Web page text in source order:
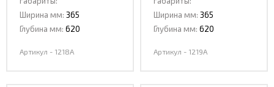
Ширина мм: 365
Глубина мм: 620
Артикул - 1218A
Ширина мм: 365
Глубина мм: 620
Артикул - 1219A